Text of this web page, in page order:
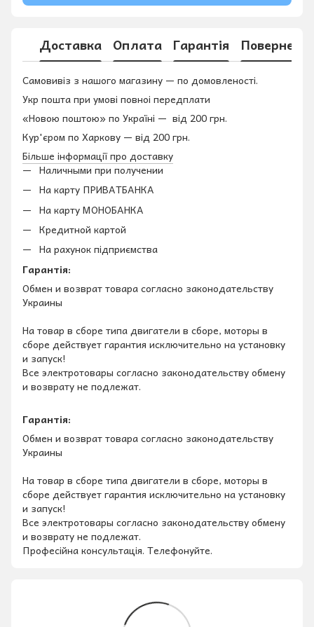
Доставка Оплата Гарантія
Самовивіз з нашого магазину — по домовленості.
Укр пошта при умові повноі передплати
«Новою поштою» по Україні — від 200 грн.
Кур'єром по Харкову — від 200 грн.
Більше інформації про доставку
Наличными при получении
На карту ПРИВАТБАНКА
На карту МОНОБАНКА
Кредитной картой
На рахунок підприємства
Гарантія:
Обмен и возврат товара согласно законодательству
Украины
На товар в сборе типа двигатели в сборе, моторы в
сборе действует гарантия исключительно на установку
и запуск!
Все электротовары согласно законодательству обмену
и возврату не подлежат.
Гарантія:
Обмен и возврат товара согласно законодательству
Украины
На товар в сборе типа двигатели в сборе, моторы в
сборе действует гарантия исключительно на установку
и запуск!
Все электротовары согласно законодательству обмену
и возврату не подлежат.
Професійна консультація. Телефонуйте.